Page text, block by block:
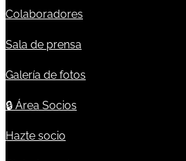
Colaboradores
Sala de prensa
Galería de fotos
🔒 Área Socios
Hazte socio